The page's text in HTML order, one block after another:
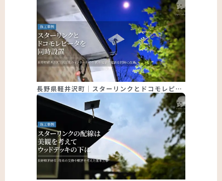
長野県軽井沢町｜スターリンクとドコモレピ…